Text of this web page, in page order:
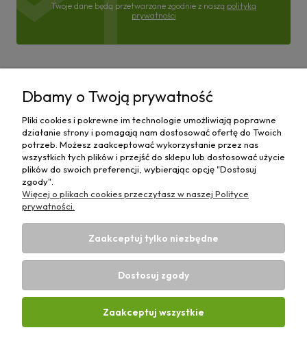
Twoje dane będą przetwarzane zgodnie z naszą polityką
prywatności
Moje konto
Płatności i dostawa
Informacje
O nas
Sklep rolniczy z częściami do maszyn E-ciągnik |
731 424 460| NIP: 5562573838 | REGON:
341257433
Dbamy o Twoją prywatność
Pliki cookies i pokrewne im technologie umożliwiają poprawne
działanie strony i pomagają nam dostosować ofertę do Twoich
potrzeb. Możesz zaakceptować wykorzystanie przez nas
wszystkich tych plików i przejść do sklepu lub dostosować użycie
plików do swoich preferencji, wybierając opcję "Dostosuj
zgody".
Więcej o plikach cookies przeczytasz w naszej Polityce
prywatności.
Zaakceptuj tylko niezbędne
Dostosuj zgody
Zaakceptuj wszystkie